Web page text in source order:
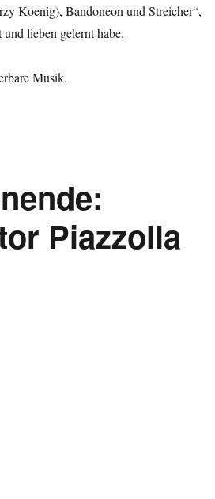
Koenig), Bandoneon und Streicher“,
lieben gelernt habe.
Musik.
Piazzolla